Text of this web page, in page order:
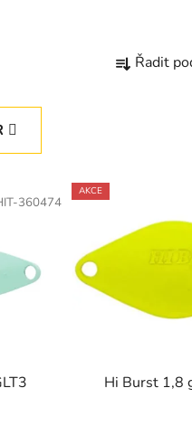
a
o
k
Řadit
360474
AKCE
Hi Burst 1,8